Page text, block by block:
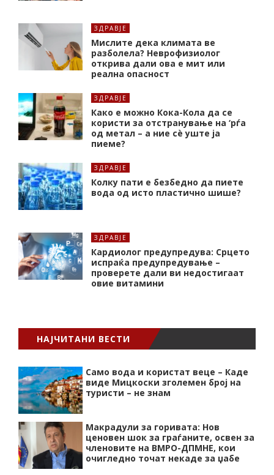
ЗДРАВЈЕ
Мислите дека климата ве
разболела? Неврофизиолог
открива дали ова е мит или
реална опасност
ЗДРАВЈЕ
Како е можно Кока-Кола да се
користи за отстранување на ‘рѓа
од метал – а ние сè уште ја
пиеме?
ЗДРАВЈЕ
Колку пати е безбедно да пиете
вода од исто пластично шише?
ЗДРАВЈЕ
Кардиолог предупредува: Срцето
испраќа предупредување –
проверете дали ви недостигаат
овие витамини
НАЈЧИТАНИ ВЕСТИ
Само вода и користат веце – Каде
виде Мицкоски зголемен број на
туристи – не знам
Макрадули за горивата: Нов
ценовен шок за граѓаните, освен за
членовите на ВМРО-ДПМНЕ, кои
очигледно точат некаде за џабе